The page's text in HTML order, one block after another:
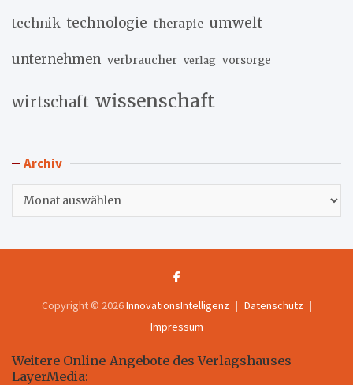
technik technologie therapie umwelt
unternehmen verbraucher verlag vorsorge
wirtschaft wissenschaft
Archiv
Copyright © 2026InnovationsIntelligenz
Datenschutz
Impressum
Weitere Online-Angebote des Verlagshauses
LayerMedia: